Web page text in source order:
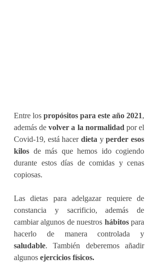
Entre los propósitos para este año 2021,
además de volver a la normalidad por el
Covid-19, está hacer dieta y perder esos
kilos de más que hemos ido cogiendo
durante estos días de comidas y cenas
copiosas.
Las dietas para adelgazar requiere de
constancia y sacrificio, además de
cambiar algunos de nuestros hábitos para
saludable. También deberemos añadir
algunos ejercicios físicos.